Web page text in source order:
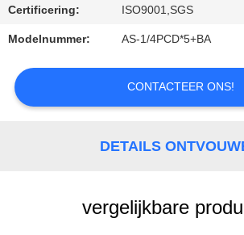
EEN
CITAAT
SITEMAP
PRIVACYBELEID
Certificering: ISO9001,SGS
Modelnummer: AS-1/4PCD*5+BA
CONTACTEER ONS!
DETAILS
vergelijkbare